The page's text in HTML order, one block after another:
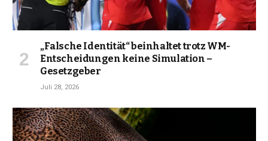
„Falsche Identität“ beinhaltet trotz WM-
Entscheidungen keine Simulation –
Gesetzgeber
Juli 28, 2026